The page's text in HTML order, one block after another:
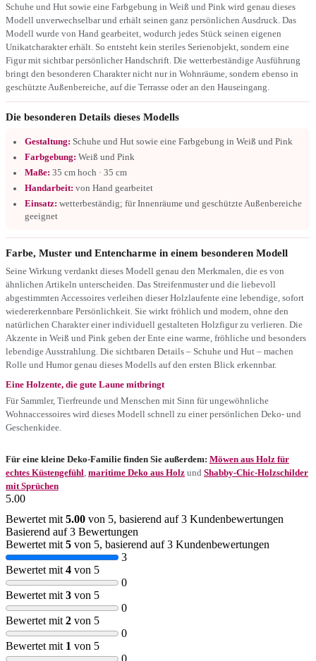
Schuhe und Hut sowie eine Farbgebung in Weiß und Pink wird genau dieses
Modell unverwechselbar und erhält seinen ganz persönlichen Ausdruck. Das
Modell wurde von Hand gearbeitet, wodurch jedes Stück seinen eigenen
Unikatcharakter erhält. So entsteht kein steriles Serienobjekt, sondern eine
Figur mit sichtbar persönlicher Handschrift. Die wetterbeständige Ausführung
bringt den besonderen Charakter nicht nur in Wohnräume, sondern ebenso in
geschützte Außenbereiche, auf die Terrasse oder an den Hauseingang.
Die besonderen Details dieses Modells
Gestaltung: Schuhe und Hut sowie eine Farbgebung in Weiß und Pink
Farbgebung: Weiß und Pink
Maße: 35 cm hoch · 35 cm
Handarbeit: von Hand gearbeitet
Einsatz: wetterbeständig; für Innenräume und geschützte Außenbereiche
geeignet
Farbe, Muster und Entencharme in einem besonderen Modell
Seine Wirkung verdankt dieses Modell genau den Merkmalen, die es von
ähnlichen Artikeln unterscheiden. Das Streifenmuster und die liebevoll
abgestimmten Accessoires verleihen dieser Holzlaufente eine lebendige, sofort
wiedererkennbare Persönlichkeit. Sie wirkt fröhlich und modern, ohne den
natürlichen Charakter einer individuell gestalteten Holzfigur zu verlieren. Die
Akzente in Weiß und Pink geben der Ente eine warme, fröhliche und besonders
lebendige Ausstrahlung. Die sichtbaren Details – Schuhe und Hut – machen
Rolle und Humor genau dieses Modells auf den ersten Blick erkennbar.
Eine Holzente, die gute Laune mitbringt
Für Sammler, Tierfreunde und Menschen mit Sinn für ungewöhnliche
Wohnaccessoires wird dieses Modell schnell zu einer persönlichen Deko- und
Geschenkidee.
Für eine kleine Deko-Familie finden Sie außerdem: Möwen aus Holz für
echtes Küstengefühl maritime Deko aus Holz und Shabby-Chic-Holzschilder
mit Sprüchen
5.00
Bewertet mit 5.00 von 5, basierend auf3 Kundenbewertungen
Basierend auf 3 Bewertungen
Bewertet mit 5 von 5, basierend auf3 Kundenbewertungen
3
Bewertet mit 4 von 5
0
Bewertet mit 3 von 5
0
Bewertet mit 2 von 5
0
Bewertet mit 1 von 5
0